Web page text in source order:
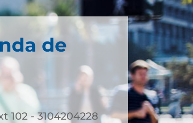
de
102 - 3104204228